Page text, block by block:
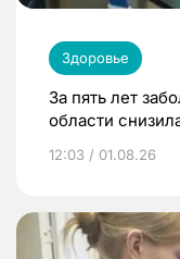
Здоровье
За пять лет
области
12:03 / 01.08.26